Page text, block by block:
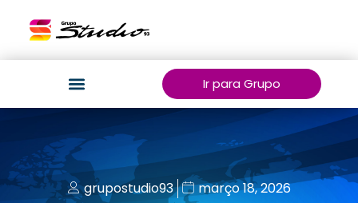
Ir para Grupo
grupostudio93 março 18, 2026